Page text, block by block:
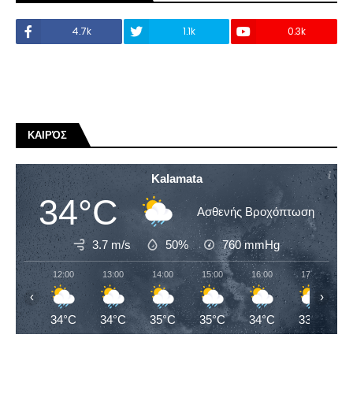
4.7k 1.1k 0.3k
ΚΑΙΡΌΣ
Kalamata
34°C Ασθενής Βροχόπτωση
3.7 m/s 50% 760mmHg
12:00
34°C
13:00
34°C
14:00
35°C
15:00
35°C
16:00
34°C
17:00
33°C
‹ ›